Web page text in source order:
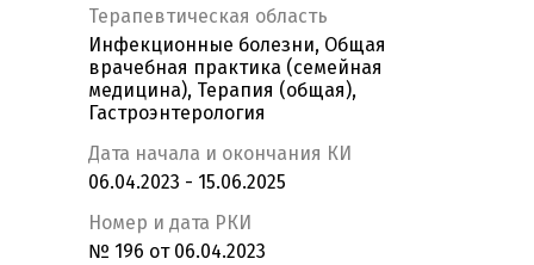
Терапевтическая область
Инфекционные болезни, Общая
врачебная практика (семейная
медицина), Терапия (общая),
Гастроэнтерология
Дата начала и окончания КИ
06.04.2023 - 15.06.2025
Номер и дата РКИ
№ 196 от 06.04.2023